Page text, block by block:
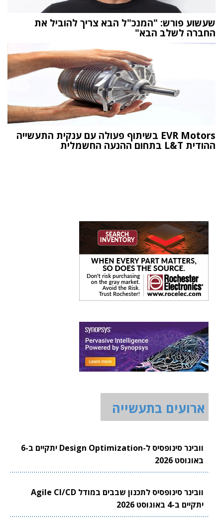
שעשוע פורש: "המנכ"ל הבא צריך להוביל את
החברה לשלב הבא"
EVR Motors בשיתוף פעולה עם ענקית התעשייה
ההודית L&T בתחום ההנעה החשמלית
ארועים בתעשייה
וובינר סינופסיס ל-Design Optimization יתקיים ב-6
באוגוסט 2026
וובינר סינופסיס לתכנון שבבים במודל Agile CI/CD
יתקיים ב-4 באוגוסט 2026